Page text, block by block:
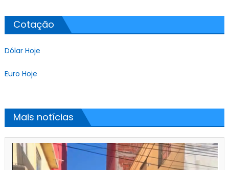
Cotação
Dólar Hoje
Euro Hoje
Mais notícias